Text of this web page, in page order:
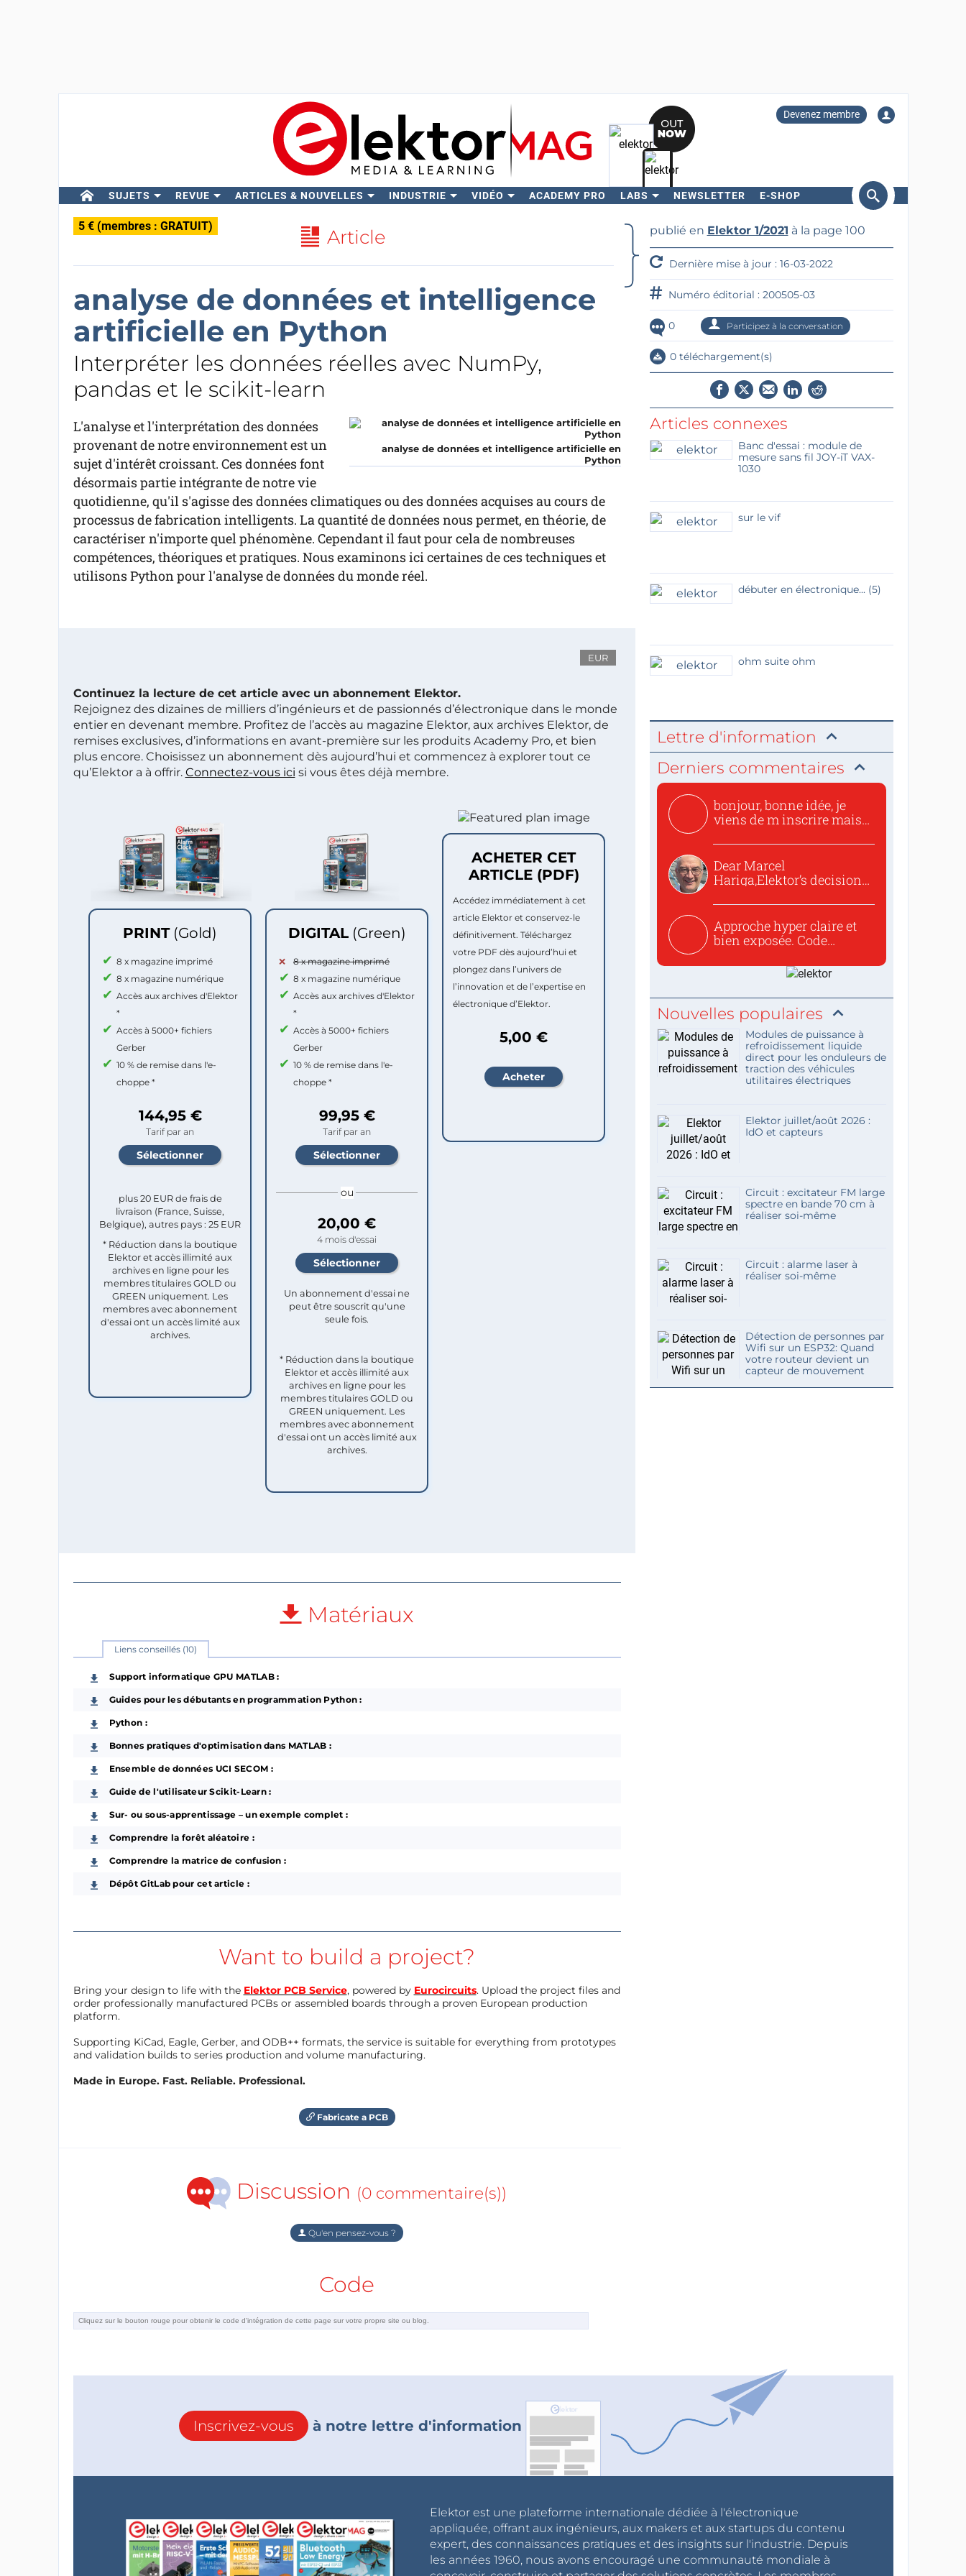
Devenez membre
SUJETS REVUE ARTICLES & NOUVELLES INDUSTRIE VIDÉO ACADEMY PRO LABS NEWSLETTER E-SHOP
Rechercher
5 € (membres : GRATUIT) Article
analyse de données et intelligence
artificielle en Python
Interpréter les données réelles avec NumPy,
pandas et le scikit-learn
analyse de données et intelligence artificielle en
Python
L'analyse et l'interprétation des données
provenant de notre environnement est un
sujet d'intérêt croissant. Ces données font
désormais partie intégrante de notre vie
quotidienne, qu'il s'agisse des données climatiques ou des données acquises au cours de
processus de fabrication intelligents. La quantité de données nous permet, en théorie, de
caractériser n'importe quel phénomène. Cependant il faut pour cela de nombreuses
compétences, théoriques et pratiques. Nous examinons ici certaines de ces techniques et
utilisons Python pour l'analyse de données du monde réel.
EUR
Continuez la lecture de cet article avec un abonnement Elektor.
Rejoignez des dizaines de milliers d’ingénieurs et de passionnés d’électronique dans le monde
entier en devenant membre. Profitez de l’accès au magazine Elektor, aux archives Elektor, de
remises exclusives, d’informations en avant-première sur les produits Academy Pro, et bien
plus encore. Choisissez un abonnement dès aujourd’hui et commencez à explorer tout ce
qu’Elektor a à offrir. Connectez-vous ici si vous êtes déjà membre.
PRINT (Gold)
8 x magazine imprimé
8 x magazine numérique
Accès aux archives d'Elektor
*
Accès à 5000+ fichiers
Gerber
10 % de remise dans l'e-
choppe *
144,95 €
Tarif par an
plus 20 EUR de frais de
livraison (France, Suisse,
Belgique), autres pays : 25 EUR
* Réduction dans la boutique
Elektor et accès illimité aux
archives en ligne pour les
membres titulaires GOLD ou
GREEN uniquement. Les
membres avec abonnement
d'essai ont un accès limité aux
archives.
DIGITAL (Green)
8 x magazine imprimé
8 x magazine numérique
Accès aux archives d'Elektor
*
Accès à 5000+ fichiers
Gerber
10 % de remise dans l'e-
choppe *
99,95 €
Tarif par an
ou
20,00 €
4 mois d'essai
Un abonnement d'essai ne
peut être souscrit qu'une
seule fois.​
* Réduction dans la boutique
Elektor et accès illimité aux
archives en ligne pour les
membres titulaires GOLD ou
GREEN uniquement. Les
membres avec abonnement
d'essai ont un accès limité aux
archives.
ACHETER CET
ARTICLE (PDF)
Accédez immédiatement à cet
article Elektor et conservez-le
définitivement. Téléchargez
votre PDF dès aujourd’hui et
plongez dans l’univers de
l’innovation et de l’expertise en
électronique d’Elektor.
5,00 €
Matériaux
Liens conseillés (10)
Support informatique GPU MATLAB :
Guides pour les débutants en programmation Python :
Python :
Bonnes pratiques d'optimisation dans MATLAB :
Ensemble de données UCI SECOM :
Guide de l'utilisateur Scikit-Learn :
Sur- ou sous-apprentissage – un exemple complet :
Comprendre la forêt aléatoire :
Comprendre la matrice de confusion :
Dépôt GitLab pour cet article :
Want to build a project?
Bring your design to life with the Elektor PCB Service, powered by Eurocircuits. Upload the project files and
order professionally manufactured PCBs or assembled boards through a proven European production
platform.
Supporting KiCad, Eagle, Gerber, and ODB++ formats, the service is suitable for everything from prototypes
and validation builds to series production and volume manufacturing.
Made in Europe. Fast. Reliable. Professional.
Fabricate a PCB
Discussion (0 commentaire(s))
Qu'en pensez-vous ?
Code
publié en Elektor 1/2021 à la page 100
Dernière mise à jour : 16-03-2022
Numéro éditorial : 200505-03
0 Participez à la conversation
0 téléchargement(s)
Articles connexes
Banc d'essai : module de
mesure sans fil JOY-iT VAX-
1030
sur le vif
débuter en électronique... (5)
ohm suite ohm
Lettre d'information
Derniers commentaires
bonjour, bonne idée, je
viens de m inscrire mais
Dear Marcel
Hariga,Elektor’s decision
Approche hyper claire et
bien exposée. Code
Nouvelles populaires
Modules de puissance à
refroidissement liquide
direct pour les onduleurs de
traction des véhicules
utilitaires électriques
Elektor juillet/août 2026 :
IdO et capteurs
Circuit : excitateur FM large
spectre en bande 70 cm à
réaliser soi-même
Circuit : alarme laser à
réaliser soi-même
Détection de personnes par
Wifi sur un ESP32: Quand
votre routeur devient un
capteur de mouvement
Inscrivez-vous à notre lettre d'information
Elektor est une plateforme internationale dédiée à l'électronique
appliquée, offrant aux ingénieurs, aux makers et aux startups du contenu
expert, des connaissances pratiques et des insights sur l'industrie. Depuis
les années 1960, nous avons encouragé une communauté mondiale à